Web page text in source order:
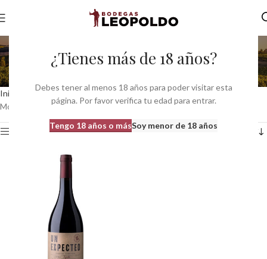
¿Tienes más de 18 años?
Debes tener al menos 18 años para poder visitar esta
página. Por favor verifica tu edad para entrar.
Tengo 18 años o másSoy menor de 18 años
Ramón Reula Family
Winery
Inicio Productor del producto Ramón Reula Family Winery
Mostrando el único resultado
Ver barra lateral